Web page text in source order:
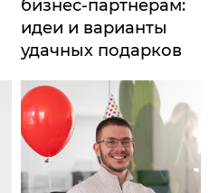
бизнес-партнерам:
идеи и варианты
удачных подарков